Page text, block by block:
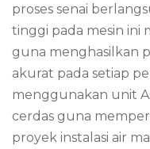
proses senai
tinggi pada mesin ini
guna menghasilkan
akurat pada setiap
menggunakan unit
cerdas guna
proyek instalasi air